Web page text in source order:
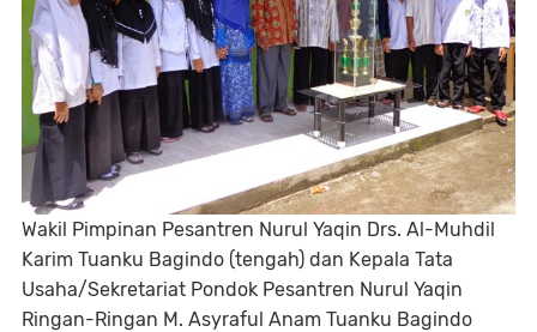
Wakil Pimpinan Pesantren Nurul Yaqin Drs. Al-Muhdil
Karim Tuanku Bagindo (tengah) dan Kepala Tata
Usaha/Sekretariat Pondok Pesantren Nurul Yaqin
Ringan-Ringan M. Asyraful Anam Tuanku Bagindo